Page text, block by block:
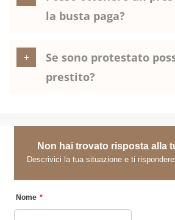
la busta paga?
Se sono protestato
prestito?